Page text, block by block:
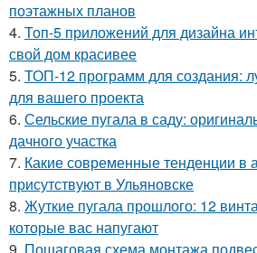
поэтажных планов
4. Топ-5 приложений для дизайна
свой дом красивее
5. ТОП-12 программ для создания:
для вашего проекта
6. Сельские пугала в саду:
дачного участка
7. Какие современные тенденции в
присутствуют в Ульяновске
8. Жуткие пугала прошлого: 12
которые вас напугают
9. Пошаговая схема монтажа